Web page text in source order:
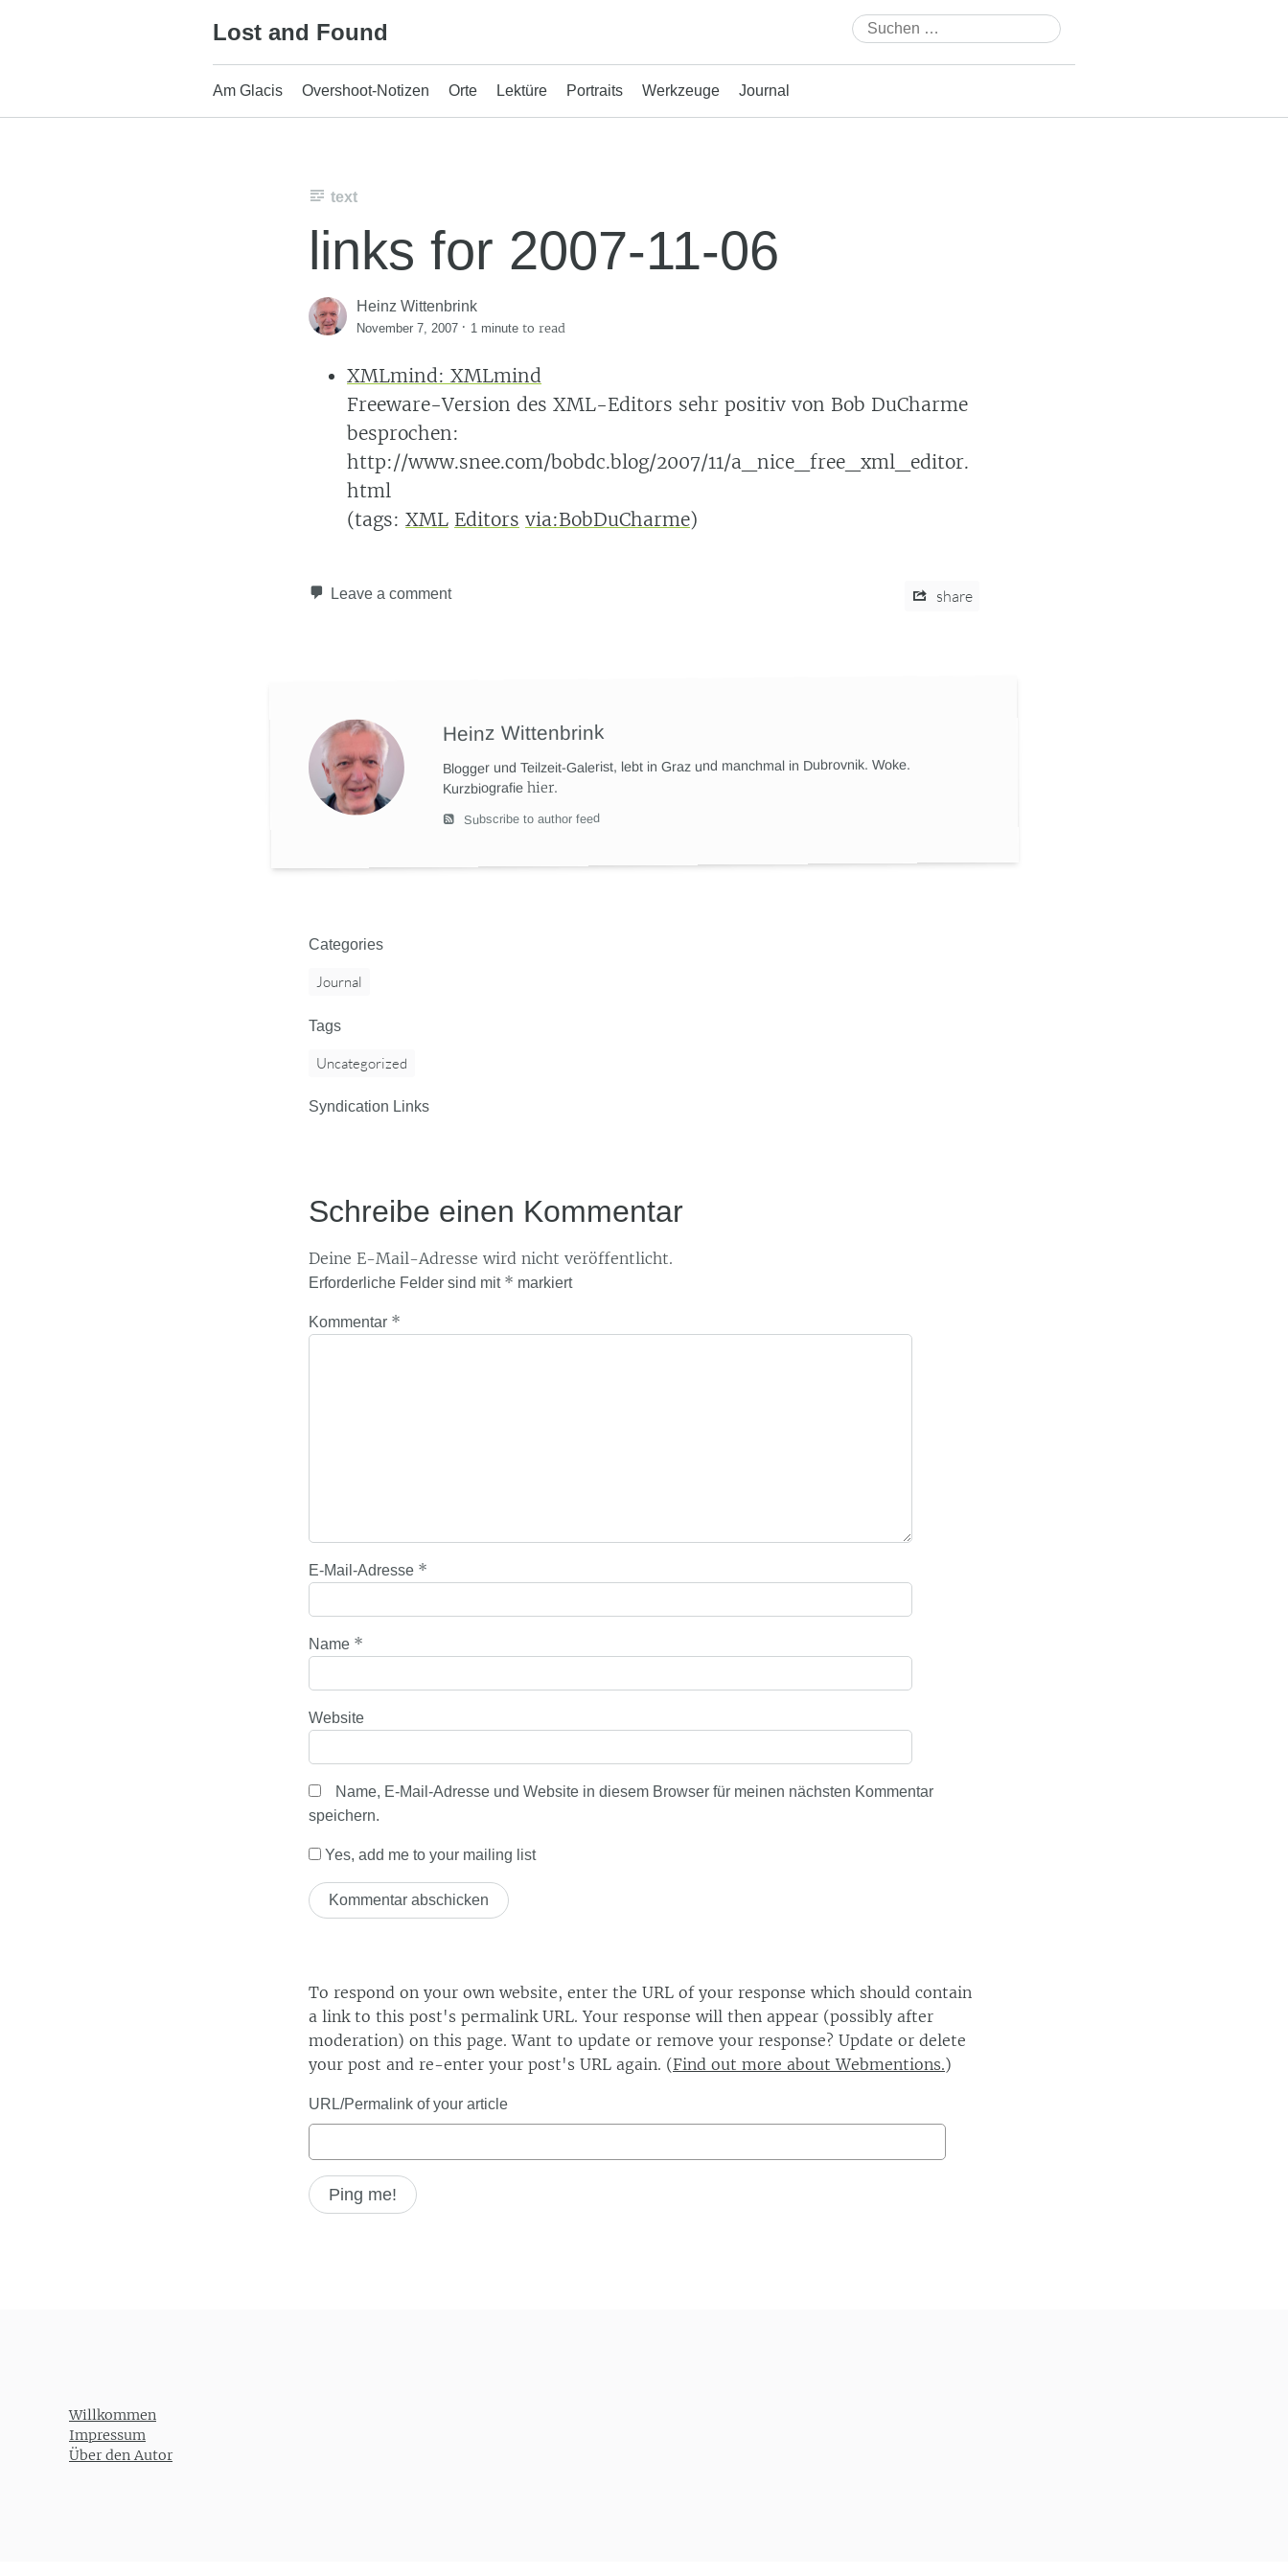
Lost and Found
Suchen
nach:
Am Glacis Overshoot-Notizen Orte Lektüre Portraits Werkzeuge Journal
text
links for 2007-11-06
Heinz Wittenbrink
November 7, 2007 · 1 minute to read
XMLmind: XMLmind
Freeware-Version des XML-Editors sehr positiv von Bob DuCharme
besprochen:
http://www.snee.com/bobdc.blog/2007/11/a_nice_free_xml_editor.
html
(tags: XML Editors via:BobDuCharme)
Leave a comment share
Heinz Wittenbrink
Blogger und Teilzeit-Galerist, lebt in Graz und manchmal in Dubrovnik. Woke.
Kurzbiografiehier.
Subscribe to author feed
Categories
Journal
Tags
Uncategorized
Syndication Links
Schreibe einen Kommentar
Deine E-Mail-Adresse wird nicht veröffentlicht.
Erforderliche Felder sind mit * markiert
Kommentar *
E-Mail-Adresse *
Name *
Website
Name, E-Mail-Adresse und Website in diesem Browser für meinen nächsten Kommentar
speichern.
Yes, add me to your mailing list
To respond on your own website, enter the URL of your response which should contain
a link to this post's permalink URL. Your response will then appear (possibly after
moderation) on this page. Want to update or remove your response? Update or delete
your post and re-enter your post's URL again. (Find out more about Webmentions.)
URL/Permalink of your article
Willkommen
Impressum
Über den Autor